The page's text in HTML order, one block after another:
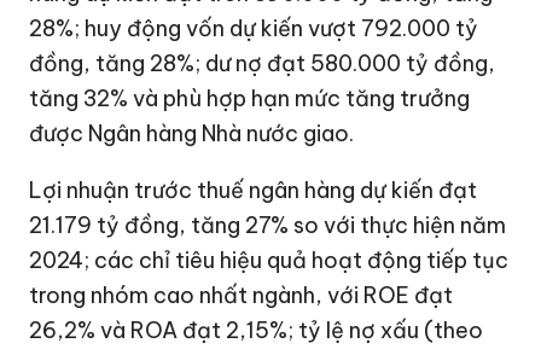
28%; huy động vốn dự kiến vượt 792.000 tỷ
đồng, tăng 28%; dư nợ đạt 580.000 tỷ đồng,
tăng 32% và phù hợp hạn mức tăng trưởng
được Ngân hàng Nhà nước giao.
Lợi nhuận trước thuế ngân hàng dự kiến đạt
21.179 tỷ đồng, tăng 27% so với thực hiện năm
2024; các chỉ tiêu hiệu quả hoạt động tiếp tục
trong nhóm cao nhất ngành, với ROE đạt
26,2% và ROA đạt 2,15%; tỷ lệ nợ xấu (theo